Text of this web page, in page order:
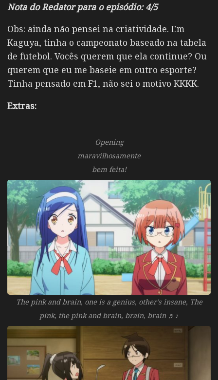
Nota do Redator para o episódio: 4/5
Obs: ainda não pensei na criatividade. Em
Kaguya, tinha o campeonato baseado na tabela
de futebol. Vocês querem que ela continue? Ou
querem que eu me baseie em outro esporte?
Tinha pensado em F1, não sei o motivo KKKK.
Extras:
Opening
maravilhosamente
bem feita!
The pink and brain, one is a genius, other’s insane, The
pink, the pink and brain, brain, brain ♬♪